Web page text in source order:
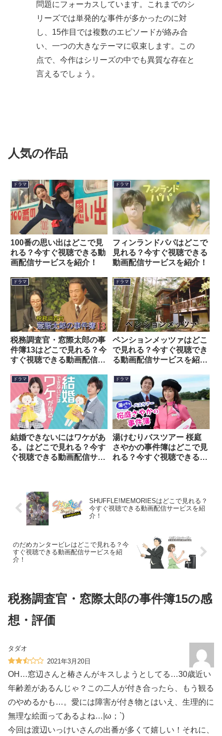
問題にフォーカスしています。これまでのシ
リーズでは単発的な事件が多かったのに対
し、15作目では複数のエピソードが絡み合
い、一つの大きなテーマに収束します。この
点で、今作はシリーズの中でも異質な存在と
言えるでしょう。
人気の作品
ドラマ
100番の思い出はどこで見
れる？今すぐ視聴できる動
画配信サービスを紹介！
ドラマ
フィンランドパパはどこで
見れる？今すぐ視聴できる
動画配信サービスを紹介！
ドラマ
税務調査官・窓際太郎の事
件簿13はどこで見れる？今
すぐ視聴できる動画配信サ
ドラマ
ペンションメッツァはどこ
で見れる？今すぐ視聴でき
る動画配信サービスを紹
ドラマ
結婚できないにはワケがあ
る。はどこで見れる？今す
ぐ視聴できる動画配信サー
ドラマ
湯けむりバスツアー 桜庭
さやかの事件簿はどこで見
れる？今すぐ視聴できる動
SHUFFLE!MEMORIESはどこで見れる？
今すぐ視聴できる動画配信サービスを紹
介！
のだめカンタービレはどこで見れる？今
すぐ視聴できる動画配信サービスを紹
介！
税務調査官・窓際太郎の事件簿15の感
想・評価
タダオ
2021年3月20日
OH…窓辺さんと椿さんがキスしようとしてる…30歳近い
年齢差があるんじゃ？この二人が付き合ったら、もう観る
のやめるかも…。愛には障害が付き物とはいえ、生理的に
無理な絵面ってあるよね…|ω；`)
今回は渡辺いっけいさんの出番が多くて嬉しい！それに、